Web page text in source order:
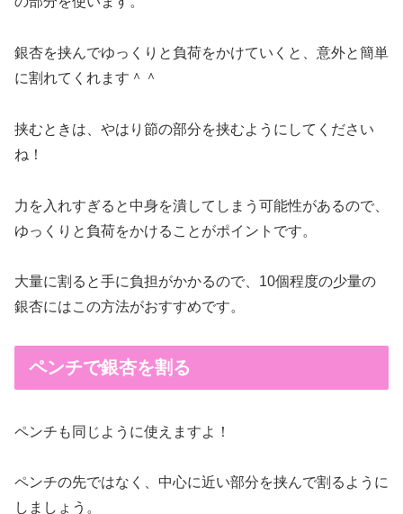
銀杏を挟んでゆっくりと負荷をかけていくと、意外と簡単
に割れてくれます＾＾
挟むときは、やはり節の部分を挟むようにしてください
ね！
力を入れすぎると中身を潰してしまう可能性があるので、
ゆっくりと負荷をかけることがポイントです。
大量に割ると手に負担がかかるので、10個程度の少量の
銀杏にはこの方法がおすすめです。
ペンチで銀杏を割る
ペンチも同じように使えますよ！
ペンチの先ではなく、中心に近い部分を挟んで割るように
しましょう。